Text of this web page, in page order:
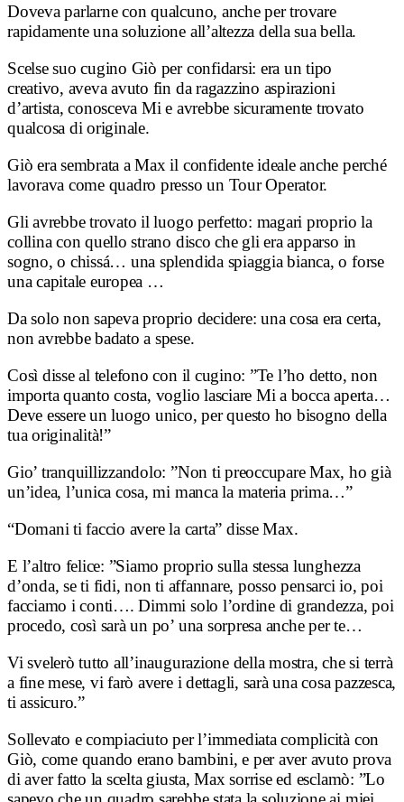
Doveva parlarne con qualcuno, anche per trovare
rapidamente una soluzione all’altezza della sua bella.
Scelse suo cugino Giò per confidarsi: era un tipo
creativo, aveva avuto fin da ragazzino aspirazioni
d’artista, conosceva Mi e avrebbe sicuramente trovato
qualcosa di originale.
Giò era sembrata a Max il confidente ideale anche perché
lavorava come quadro presso un Tour Operator.
Gli avrebbe trovato il luogo perfetto: magari proprio la
collina con quello strano disco che gli era apparso in
sogno, o chissá… una splendida spiaggia bianca, o forse
una capitale europea …
Da solo non sapeva proprio decidere: una cosa era certa,
non avrebbe badato a spese.
Così disse al telefono con il cugino: ”Te l’ho detto, non
importa quanto costa, voglio lasciare Mi a bocca aperta…
Deve essere un luogo unico, per questo ho bisogno della
tua originalità!”
Gio’ tranquillizzandolo: ”Non ti preoccupare Max, ho già
un’idea, l’unica cosa, mi manca la materia prima…”
“Domani ti faccio avere la carta” disse Max.
E l’altro felice: ”Siamo proprio sulla stessa lunghezza
d’onda, se ti fidi, non ti affannare, posso pensarci io, poi
facciamo i conti…. Dimmi solo l’ordine di grandezza, poi
procedo, così sarà un po’ una sorpresa anche per te…
Vi svelerò tutto all’inaugurazione della mostra, che si terrà
a fine mese, vi farò avere i dettagli, sarà una cosa pazzesca,
ti assicuro.”
Sollevato e compiaciuto per l’immediata complicità con
Giò, come quando erano bambini, e per aver avuto prova
di aver fatto la scelta giusta, Max sorrise ed esclamò: ”Lo